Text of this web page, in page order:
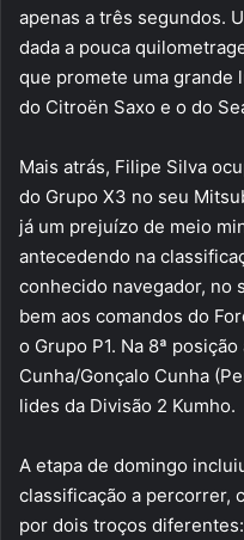
apenas a três segundos.
dada a pouca
que promete uma grande
do Citroën Saxo e o do
Mais atrás, Filipe Silva
do Grupo X3 no seu
já um prejuízo de meio
antecedendo na
conhecido navegador, no
bem aos comandos do
o Grupo P1. Na 8ª
Cunha/Gonçalo Cunha
lides da Divisão 2 Kumho.
A etapa de domingo
classificação a percorrer,
por dois troços diferentes: